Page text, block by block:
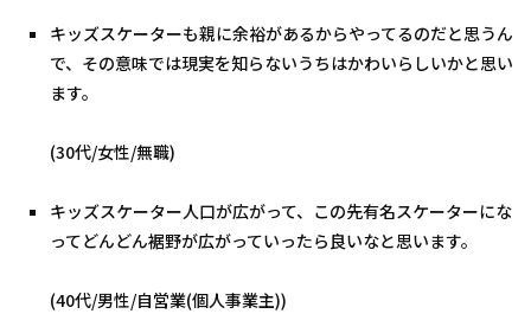
キッズスケーターも親に余裕があるからやってるのだと思うん
で、その意味では現実を知らないうちはかわいらしいかと思い
ます。
(30代/女性/無職)
キッズスケーター人口が広がって、この先有名スケーターにな
ってどんどん裾野が広がっていったら良いなと思います。
(40代/男性/自営業(個人事業主))